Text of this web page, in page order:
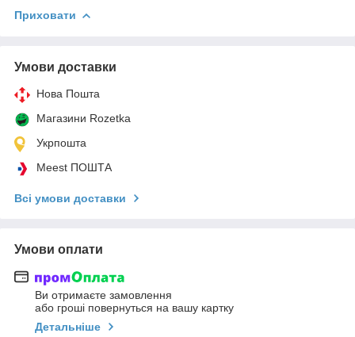
Приховати
Умови доставки
Нова Пошта
Магазини Rozetka
Укрпошта
Meest ПОШТА
Всі умови доставки
Умови оплати
Ви отримаєте замовлення
або гроші повернуться на вашу картку
Детальніше